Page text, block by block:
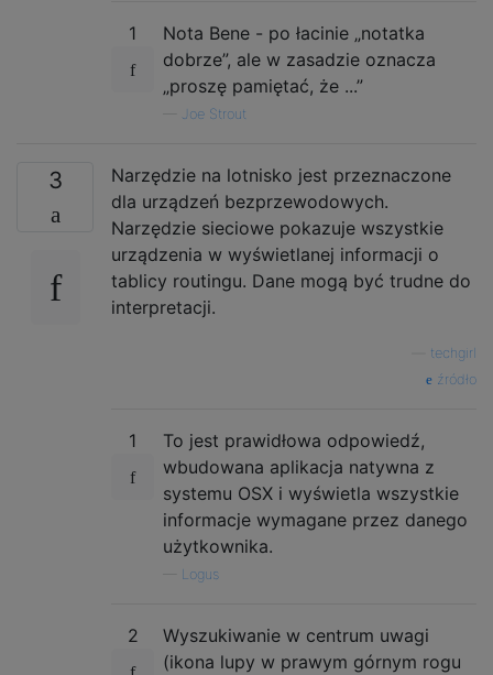
1
Nota Bene - po łacinie „notatka
dobrze”, ale w zasadzie oznacza
„proszę pamiętać, że ...”
Joe Strout
3
Narzędzie na lotnisko jest przeznaczone
dla urządzeń bezprzewodowych.
Narzędzie sieciowe pokazuje wszystkie
urządzenia w wyświetlanej informacji o
tablicy routingu. Dane mogą być trudne do
interpretacji.
techgirl
źródło
1
To jest prawidłowa odpowiedź,
wbudowana aplikacja natywna z
systemu OSX i wyświetla wszystkie
informacje wymagane przez danego
użytkownika.
Logus
2
Wyszukiwanie w centrum uwagi
(ikona lupy w prawym górnym rogu